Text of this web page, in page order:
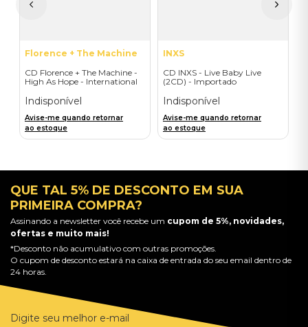
Florence + The Machine
CD Florence + The Machine -
High As Hope - International
Indisponível
Avise-me quando retornar
ao estoque
INXS
CD INXS - Live Baby Live
(2CD) - Importado
Indisponível
Avise-me quando retornar
ao estoque
QUE TAL 5% DE DESCONTO EM SUA
PRIMEIRA COMPRA?
Assinando a newsletter você recebe um cupom de 5%, novidades,
ofertas e muito mais!
*Desconto não acumulativo com outras promoções.
O cupom de desconto estará na caixa de entrada do seu email dentro de
24 horas.
Digite seu melhor e-mail